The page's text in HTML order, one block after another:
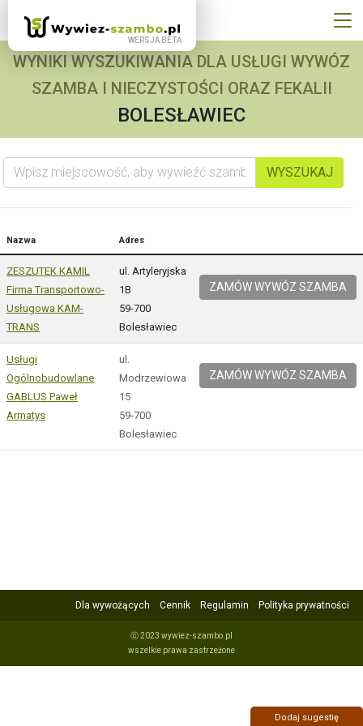
WYNIKI WYSZUKIWANIA DLA USŁUGI WYWÓZ
SZAMBA I NIECZYSTOŚCI ORAZ FEKALII
BOLESŁAWIEC
Wpisz miejscowość, aby wywieźć szambo
WYSZUKAJ
Nazwa Adres
ZESZUTEK KAMIL
Firma Transportowo-
Usługowa KAM-
TRANS
ul. Artyleryjska
1B
59-700
Bolesławiec
ZAMÓW WYWÓZ SZAMBA
Usługi
Ogólnobudowlane
GABLUS Paweł
Armatys
ul.
Modrzewiowa
15
59-700
Bolesławiec
ZAMÓW WYWÓZ SZAMBA
Dla wywożących Cennik Regulamin Polityka prywatności
ⓒ 2023 wywiez-szambo.pl
wszelkie prawa zastrzeżone
Dodaj sugestię